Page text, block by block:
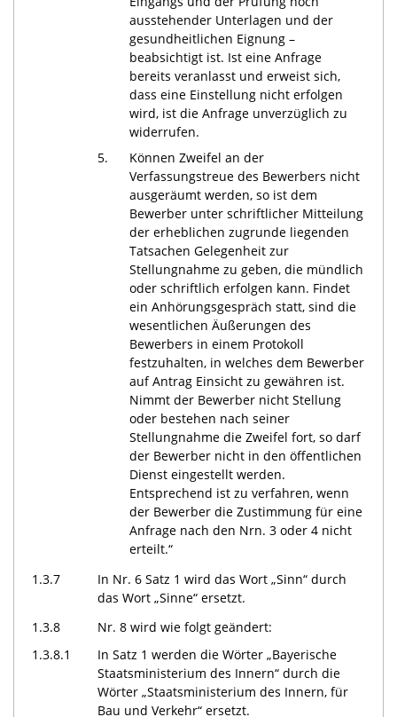
ausstehender Unterlagen und der
gesundheitlichen Eignung –
beabsichtigt ist. Ist eine Anfrage
bereits veranlasst und erweist sich,
dass eine Einstellung nicht erfolgen
wird, ist die Anfrage unverzüglich zu
widerrufen.
5.
Können Zweifel an der
Verfassungstreue des Bewerbers nicht
ausgeräumt werden, so ist dem
Bewerber unter schriftlicher Mitteilung
der erheblichen zugrunde liegenden
Tatsachen Gelegenheit zur
Stellungnahme zu geben, die mündlich
oder schriftlich erfolgen kann. Findet
ein Anhörungsgespräch statt, sind die
wesentlichen Äußerungen des
Bewerbers in einem Protokoll
festzuhalten, in welches dem Bewerber
auf Antrag Einsicht zu gewähren ist.
Nimmt der Bewerber nicht Stellung
oder bestehen nach seiner
Stellungnahme die Zweifel fort, so darf
der Bewerber nicht in den öffentlichen
Dienst eingestellt werden.
Entsprechend ist zu verfahren, wenn
der Bewerber die Zustimmung für eine
Anfrage nach den Nrn. 3 oder 4 nicht
erteilt.“
1.3.7
In Nr. 6 Satz 1 wird das Wort „Sinn“ durch
das Wort „Sinne“ ersetzt.
1.3.8
Nr. 8 wird wie folgt geändert:
1.3.8.1
In Satz 1 werden die Wörter „Bayerische
Staatsministerium des Innern“ durch die
Wörter „Staatsministerium des Innern, für
Bau und Verkehr“ ersetzt.